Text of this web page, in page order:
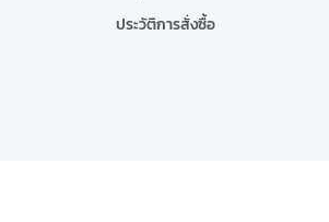
ประวัติการสั่งซื้อ